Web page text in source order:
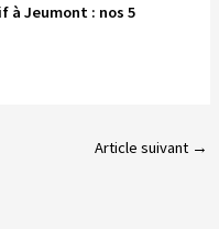
à Jeumont : nos 5
Article suivant →